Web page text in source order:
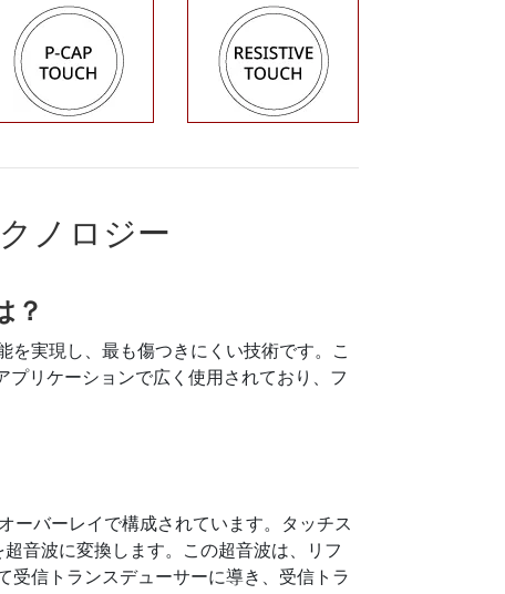
方式
ノロジー
？
実現し、最も傷つきにくい技術です。こ
リケーションで広く使用されており、フ
ーバーレイで構成されています。タッチス
音波に変換します。この超音波は、リフ
受信トランスデューサーに導き、受信トラ